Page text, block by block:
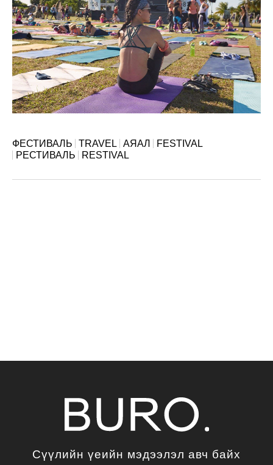
ФЕСТИВАЛЬ TRAVEL АЯАЛ
FESTIVAL
РЕСТИВАЛЬ
RESTIVAL
Сүүлийн үеийн мэдээлэл авч байх